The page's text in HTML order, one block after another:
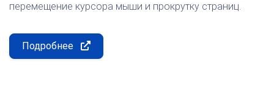
перемещение курсора мыши и прокрутку страниц.
Подробнее